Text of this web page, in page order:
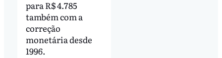
para R$ 4.785
também com a
correção
monetária desde
1996.